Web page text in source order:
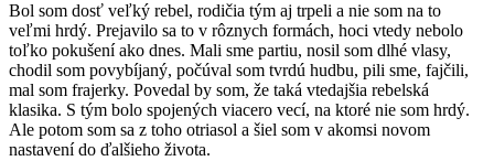
Bol som dosť veľký rebel, rodičia tým aj trpeli a nie som na to
veľmi hrdý. Prejavilo sa to v rôznych formách, hoci vtedy nebolo
toľko pokušení ako dnes. Mali sme partiu, nosil som dlhé vlasy,
chodil som povybíjaný, počúval som tvrdú hudbu, pili sme, fajčili,
mal som frajerky. Povedal by som, že taká vtedajšia rebelská
klasika. S tým bolo spojených viacero vecí, na ktoré nie som hrdý.
Ale potom som sa z toho otriasol a šiel som v akomsi novom
nastavení do ďalšieho života.